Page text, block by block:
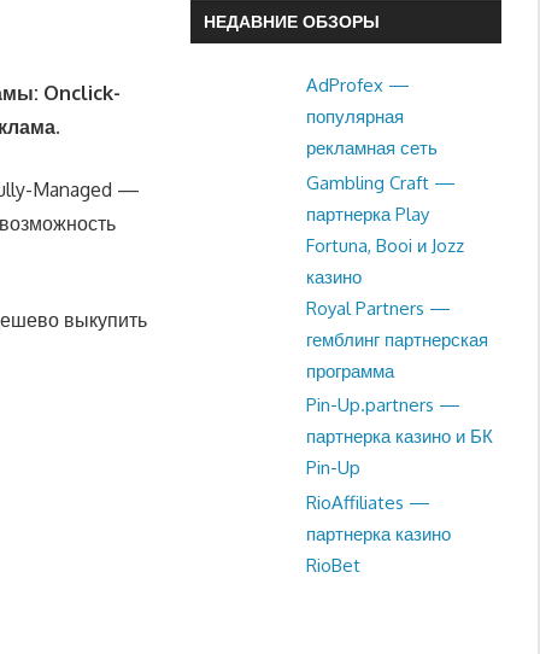
Onclick-
Managed —
выкупить
НЕДАВНИЕ ОБЗОРЫ
AdProfex —
популярная
рекламная сеть
Gambling Craft —
партнерка Play
Fortuna, Booi и Jozz
казино
Royal Partners —
гемблинг партнерская
программа
Pin-Up.partners —
партнерка казино и БК
Pin-Up
RioAffiliates —
партнерка казино
RioBet